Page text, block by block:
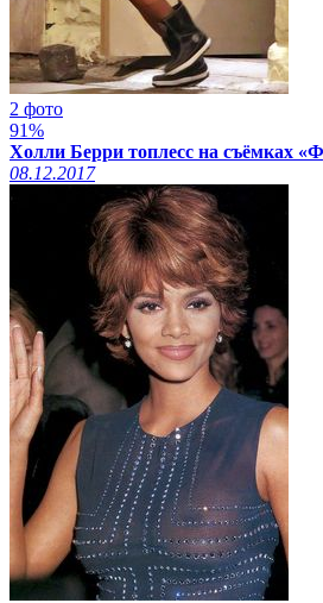
2 фото
91%
Холли Берри топлесс на съёмках
08.12.2017